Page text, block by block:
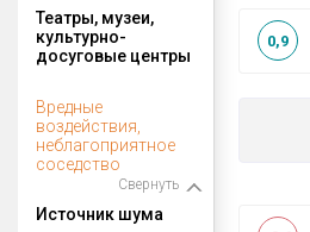
Театры, музеи,
культурно-
досуговые центры
0,9
Вредные
воздействия,
неблагоприятное
соседство
Свернуть
Источник шума